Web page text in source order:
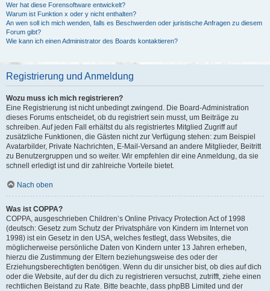
Wer hat diese Forensoftware entwickelt?
Warum ist Funktion x oder y nicht enthalten?
An wen soll ich mich wenden, falls es Beschwerden oder juristische Anfragen zu diesem
Forum gibt?
Wie kann ich einen Administrator des Boards kontaktieren?
Registrierung und Anmeldung
Wozu muss ich mich registrieren?
Eine Registrierung ist nicht unbedingt zwingend. Die Board-Administration
dieses Forums entscheidet, ob du registriert sein musst, um Beiträge zu
schreiben. Auf jeden Fall erhältst du als registriertes Mitglied Zugriff auf
zusätzliche Funktionen, die Gästen nicht zur Verfügung stehen: zum Beispiel
Avatarbilder, Private Nachrichten, E-Mail-Versand an andere Mitglieder, Beitritt
zu Benutzergruppen und so weiter. Wir empfehlen dir eine Anmeldung, da sie
schnell erledigt ist und dir zahlreiche Vorteile bietet.
Nach oben
Was ist COPPA?
COPPA, ausgeschrieben Children’s Online Privacy Protection Act of 1998
(deutsch: Gesetz zum Schutz der Privatsphäre von Kindern im Internet von
1998) ist ein Gesetz in den USA, welches festlegt, dass Websites, die
möglicherweise persönliche Daten von Kindern unter 13 Jahren erheben,
hierzu die Zustimmung der Eltern beziehungsweise des oder der
Erziehungsberechtigten benötigen. Wenn du dir unsicher bist, ob dies auf dich
oder die Website, auf der du dich zu registrieren versuchst, zutrifft, ziehe einen
rechtlichen Beistand zu Rate. Bitte beachte, dass phpBB Limited und der